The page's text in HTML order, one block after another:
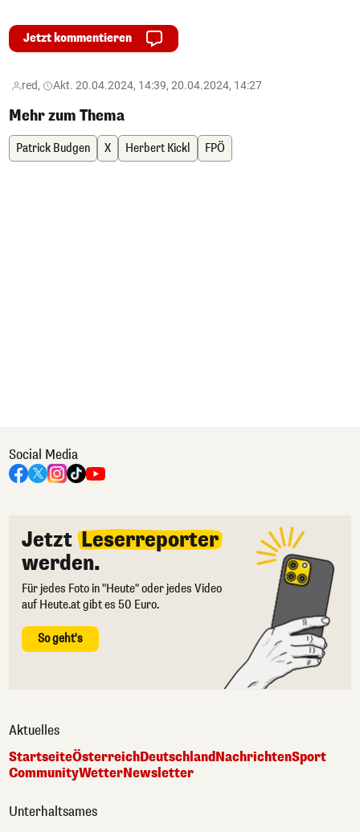
Jetzt kommentieren
red, Akt. 20.04.2024, 14:39, 20.04.2024, 14:27
Mehr zum Thema
Patrick Budgen X Herbert Kickl FPÖ
Social Media
Jetzt Leserreporter
werden.
Für jedes Foto in "Heute" oder jedes Video
auf Heute.at gibt es 50 Euro.
So geht's
Aktuelles
StartseiteÖsterreichDeutschlandNachrichtenSport
CommunityWetterNewsletter
Unterhaltsames